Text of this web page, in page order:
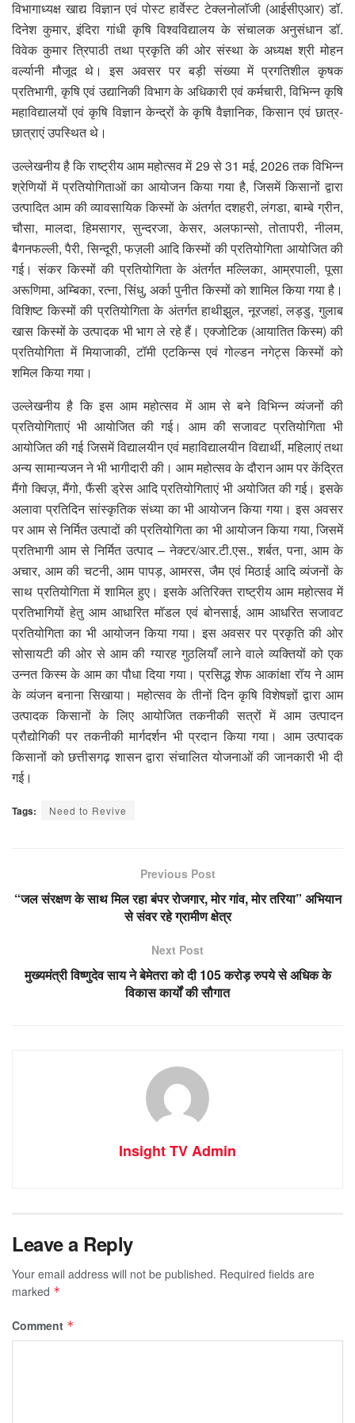
विभागाध्यक्ष खाद्य विज्ञान एवं पोस्ट हार्वेस्ट टेक्लनोलॉजी (आईसीएआर) डॉ.
दिनेश कुमार, इंदिरा गांधी कृषि विश्वविद्यालय के संचालक अनुसंधान डॉ.
विवेक कुमार त्रिपाठी तथा प्रकृति की ओर संस्था के अध्यक्ष श्री मोहन
वर्ल्यानी मौजूद थे। इस अवसर पर बड़ी संख्या में प्रगतिशील कृषक
प्रतिभागी, कृषि एवं उद्यानिकी विभाग के अधिकारी एवं कर्मचारी, विभिन्न कृषि
महाविद्यालयों एवं कृषि विज्ञान केन्द्रों के कृषि वैज्ञानिक, किसान एवं छात्र-
छात्राएं उपस्थित थे।
उल्लेखनीय है कि राष्ट्रीय आम महोत्सव में 29 से 31 मई, 2026 तक विभिन्न
श्रेणियों में प्रतियोगिताओं का आयोजन किया गया है, जिसमें किसानों द्वारा
उत्पादित आम की व्यावसायिक किस्मों के अंतर्गत दशहरी, लंगडा, बाम्बे ग्रीन,
चौसा, मालदा, हिमसागर, सुन्दरजा, केसर, अलफान्सो, तोतापरी, नीलम,
बैगनफल्ली, पैरी, सिन्दूरी, फज़ली आदि किस्मों की प्रतियोगिता आयोजित की
गई। संकर किस्मों की प्रतियोगिता के अंतर्गत मल्लिका, आम्रपाली, पूसा
अरूणिमा, अम्बिका, रत्ना, सिंधु, अर्का पुनीत किस्मों को शामिल किया गया है।
विशिष्ट किस्मों की प्रतियोगिता के अंतर्गत हाथीझुल, नूरजहां, लड्डु, गुलाब
खास किस्मों के उत्पादक भी भाग ले रहे हैं। एक्जोटिक (आयातित किस्म) की
प्रतियोगिता में मियाजाकी, टॉमी एटकिन्स एवं गोल्डन नगेट्स किस्मों को
शमिल किया गया।
उल्लेखनीय है कि इस आम महोत्सव में आम से बने विभिन्न व्यंजनों की
प्रतियोगिताएं भी आयोजित की गई। आम की सजावट प्रतियोगिता भी
आयोजित की गई जिसमें विद्यालयीन एवं महाविद्यालयीन विद्यार्थी, महिलाएं तथा
अन्य सामान्यजन ने भी भागीदारी की। आम महोत्सव के दौरान आम पर केंद्रित
मैंगो क्विज़, मैंगो, फैंसी ड्रेस आदि प्रतियोगिताएं भी अयोजित की गई। इसके
अलावा प्रतिदिन सांस्कृतिक संध्या का भी आयोजन किया गया। इस अवसर
पर आम से निर्मित उत्पादों की प्रतियोगिता का भी आयोजन किया गया, जिसमें
प्रतिभागी आम से निर्मित उत्पाद – नेक्टर/आर.टी.एस., शर्बत, पना, आम के
अचार, आम की चटनी, आम पापड़, आमरस, जैम एवं मिठाई आदि व्यंजनों के
साथ प्रतियोगिता में शामिल हुए। इसके अतिरिक्त राष्ट्रीय आम महोत्सव में
प्रतिभागियों हेतु आम आधारित मॉडल एवं बोनसाई, आम आधरित सजावट
प्रतियोगिता का भी आयोजन किया गया। इस अवसर पर प्रकृति की ओर
सोसायटी की ओर से आम की ग्यारह गुठलियाँ लाने वाले व्यक्तियों को एक
उन्नत किस्म के आम का पौधा दिया गया। प्रसिद्ध शेफ आकांक्षा रॉय ने आम
के व्यंजन बनाना सिखाया। महोत्सव के तीनों दिन कृषि विशेषज्ञों द्वारा आम
उत्पादक किसानों के लिए आयोजित तकनीकी सत्रों में आम उत्पादन
प्रौद्योगिकी पर तकनीकी मार्गदर्शन भी प्रदान किया गया। आम उत्पादक
किसानों को छत्तीसगढ़ शासन द्वारा संचालित योजनाओं की जानकारी भी दी
गई।
Tags: Need to Revive
Previous Post
“जल संरक्षण के साथ मिल रहा बंपर रोजगार, मोर गांव, मोर तरिया” अभियान
से संवर रहे ग्रामीण क्षेत्र
Next Post
मुख्यमंत्री विष्णुदेव साय ने बेमेतरा को दी 105 करोड़ रुपये से अधिक के
विकास कार्यों की सौगात
Insight TV Admin
Leave a Reply
Your email address will not be published. Required fields are
marked *
Comment *